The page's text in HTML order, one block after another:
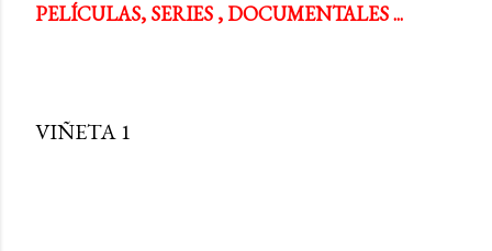
PELÍCULAS, SERIES , DOCUMENTALES ...
VIÑETA 1